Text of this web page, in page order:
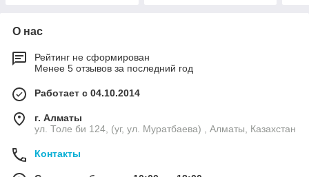
О нас
Рейтинг не сформирован
Менее 5 отзывов за последний год
Работает с 04.10.2014
г. Алматы
ул. Толе би 124, (уг, ул. Муратбаева) , Алматы, Казахстан
Контакты